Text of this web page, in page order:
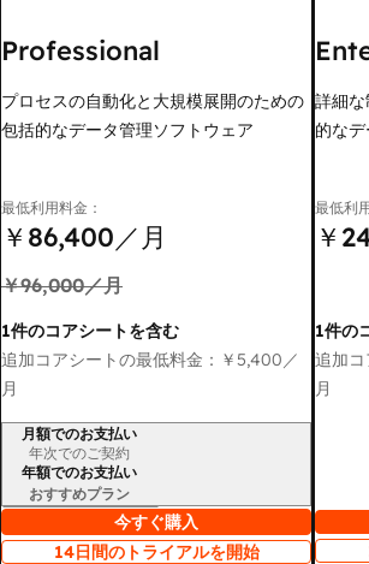
Professional
プロセスの自動化と大規模展開のための
包括的なデータ管理ソフトウェア
最低利用料金：
￥86,400／月
￥96,000／月
1件のコアシートを含む
追加コアシートの最低料金： ￥5,400／
月
請求期間
月額でのお支払い
年次でのご契約
年額でのお支払い
おすすめプラン
今すぐ購入
14日間のトライアルを開始
詳細
的な
最低利
￥
1件の
追加コ
月